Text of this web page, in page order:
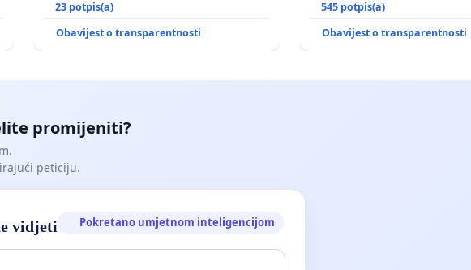
elektrane Vedrine na području
Ugljana
23 potpis(a)
Obavijest o transparentnosti
uništavanja zbog afričke
kuge
545 potpis(a)
Obavijest o transparentnosti
promijeniti?
peticiju.
vidjeti Pokretano umjetnom inteligencijom